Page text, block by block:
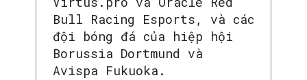
Bull Racing Esports, và các
đội bóng đá của hiệp hội
Borussia Dortmund và
Avispa Fukuoka.